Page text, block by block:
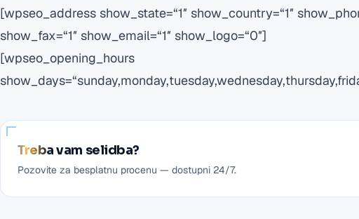
[wpseo_address show_state=“1″ show_country=“1″
show_fax=“1″ show_email=“1″ show_logo=“0″]
[wpseo_opening_hours
Treba vam selidba?
Pozovite za besplatnu procenu — dostupni 24/7.